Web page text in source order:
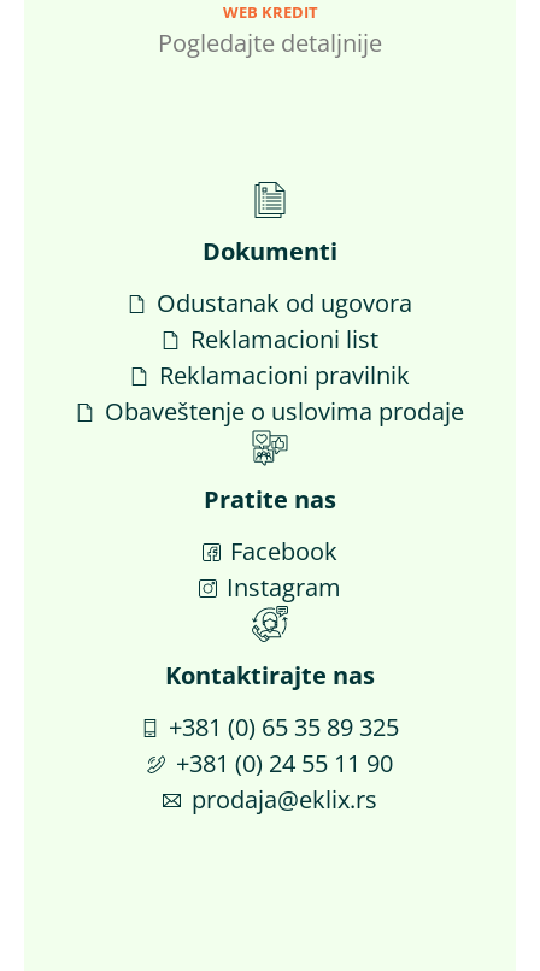
WEB KREDIT
Pogledajte detaljnije
Dokumenti
Odustanak od ugovora
Reklamacioni list
Reklamacioni pravilnik
Obaveštenje o uslovima prodaje
Pratite nas
Facebook
Instagram
Kontaktirajte nas​
+381 (0) 65 35 89 325
+381 (0) 24 55 11 90
prodaja@eklix.rs